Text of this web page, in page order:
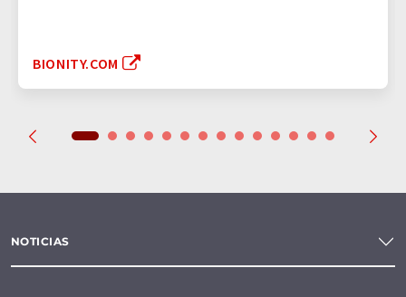
BIONITY.COM
NOTICIAS